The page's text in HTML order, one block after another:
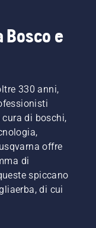
Bosco e
330 anni,
di boschi,
offre
di
spiccano
di cui